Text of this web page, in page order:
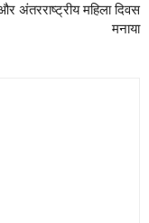
अंतरराष्ट्रीय महिला दिवस
मनाया